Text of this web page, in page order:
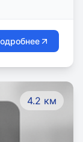
новое
4.2 км